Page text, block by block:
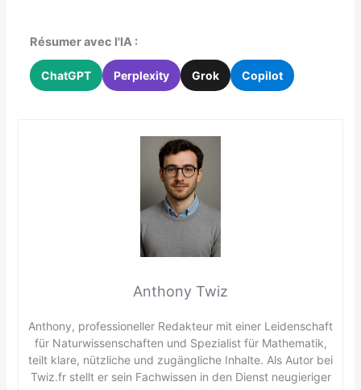
Résumer avec l'IA :
ChatGPT Perplexity Grok Copilot
Anthony Twiz
Anthony, professioneller Redakteur mit einer Leidenschaft
für Naturwissenschaften und Spezialist für Mathematik,
teilt klare, nützliche und zugängliche Inhalte. Als Autor bei
Twiz.fr stellt er sein Fachwissen in den Dienst neugieriger